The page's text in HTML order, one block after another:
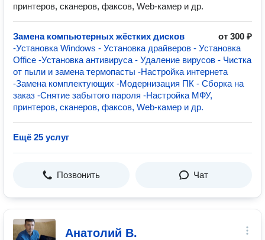
принтеров, сканеров, факсов, Wеb-камер и др.
Замена компьютерных жёстких дисков
от 300 ₽
-Установка Windows - Установка драйверов - Установка
Office -Установка антивируса - Удаление вирусов - Чистка
от пыли и замена термопасты -Настройка интернета
-Замена комплектующих -Модернизация ПК - Сборка на
заказ -Снятие забытого пароля -Настройка МФУ,
принтеров, сканеров, факсов, Wеb-камер и др.
Ещё 25 услуг
Позвонить Чат
Анатолий В.